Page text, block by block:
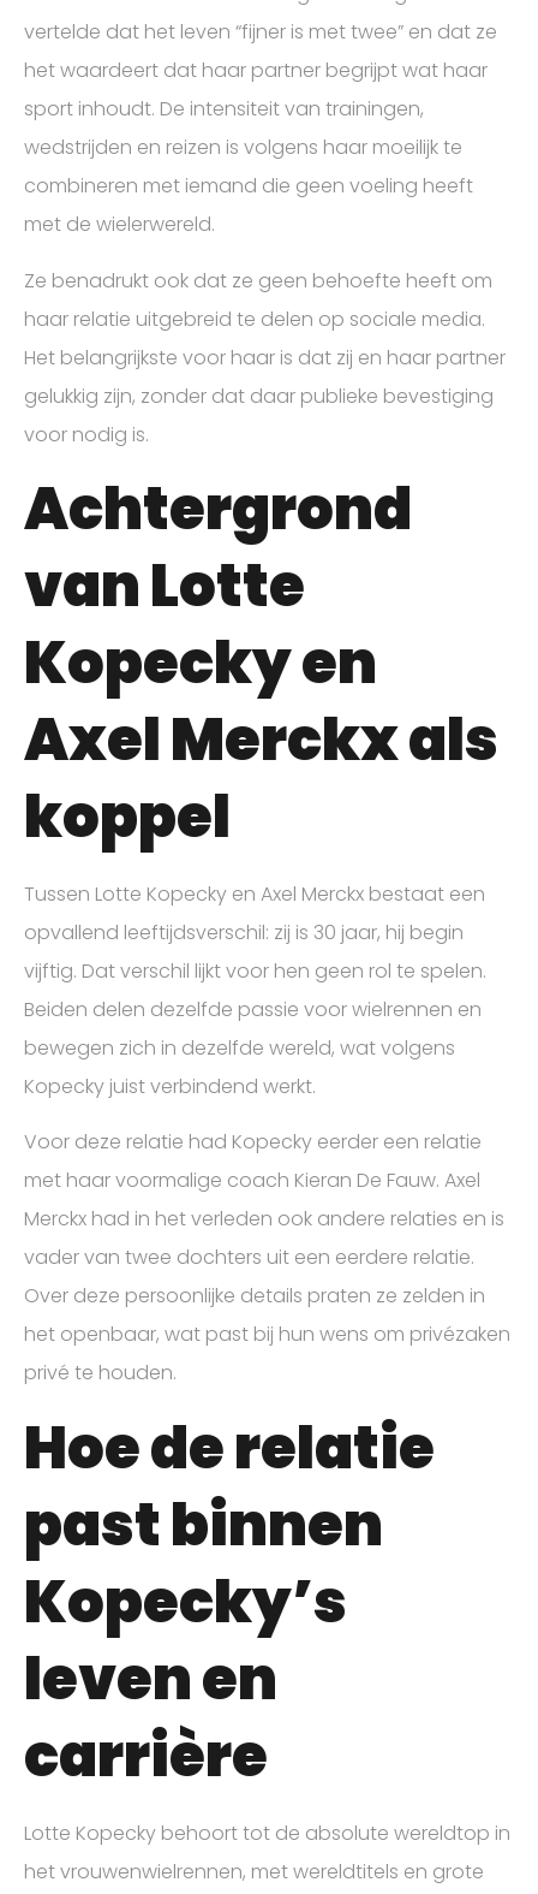
vertelde dat het leven “fijner is met twee” en dat ze
het waardeert dat haar partner begrijpt wat haar
sport inhoudt. De intensiteit van trainingen,
wedstrijden en reizen is volgens haar moeilijk te
combineren met iemand die geen voeling heeft
met de wielerwereld.
Ze benadrukt ook dat ze geen behoefte heeft om
haar relatie uitgebreid te delen op sociale media.
Het belangrijkste voor haar is dat zij en haar partner
gelukkig zijn, zonder dat daar publieke bevestiging
voor nodig is.
Achtergrond
van Lotte
Kopecky en
Axel Merckx als
koppel
Tussen Lotte Kopecky en Axel Merckx bestaat een
opvallend leeftijdsverschil: zij is 30 jaar, hij begin
vijftig. Dat verschil lijkt voor hen geen rol te spelen.
Beiden delen dezelfde passie voor wielrennen en
bewegen zich in dezelfde wereld, wat volgens
Kopecky juist verbindend werkt.
Voor deze relatie had Kopecky eerder een relatie
met haar voormalige coach Kieran De Fauw. Axel
Merckx had in het verleden ook andere relaties en is
vader van twee dochters uit een eerdere relatie.
Over deze persoonlijke details praten ze zelden in
het openbaar, wat past bij hun wens om privézaken
privé te houden.
Hoe de relatie
past binnen
Kopecky’s
leven en
carrière
Lotte Kopecky behoort tot de absolute wereldtop in
het vrouwenwielrennen, met wereldtitels en grote